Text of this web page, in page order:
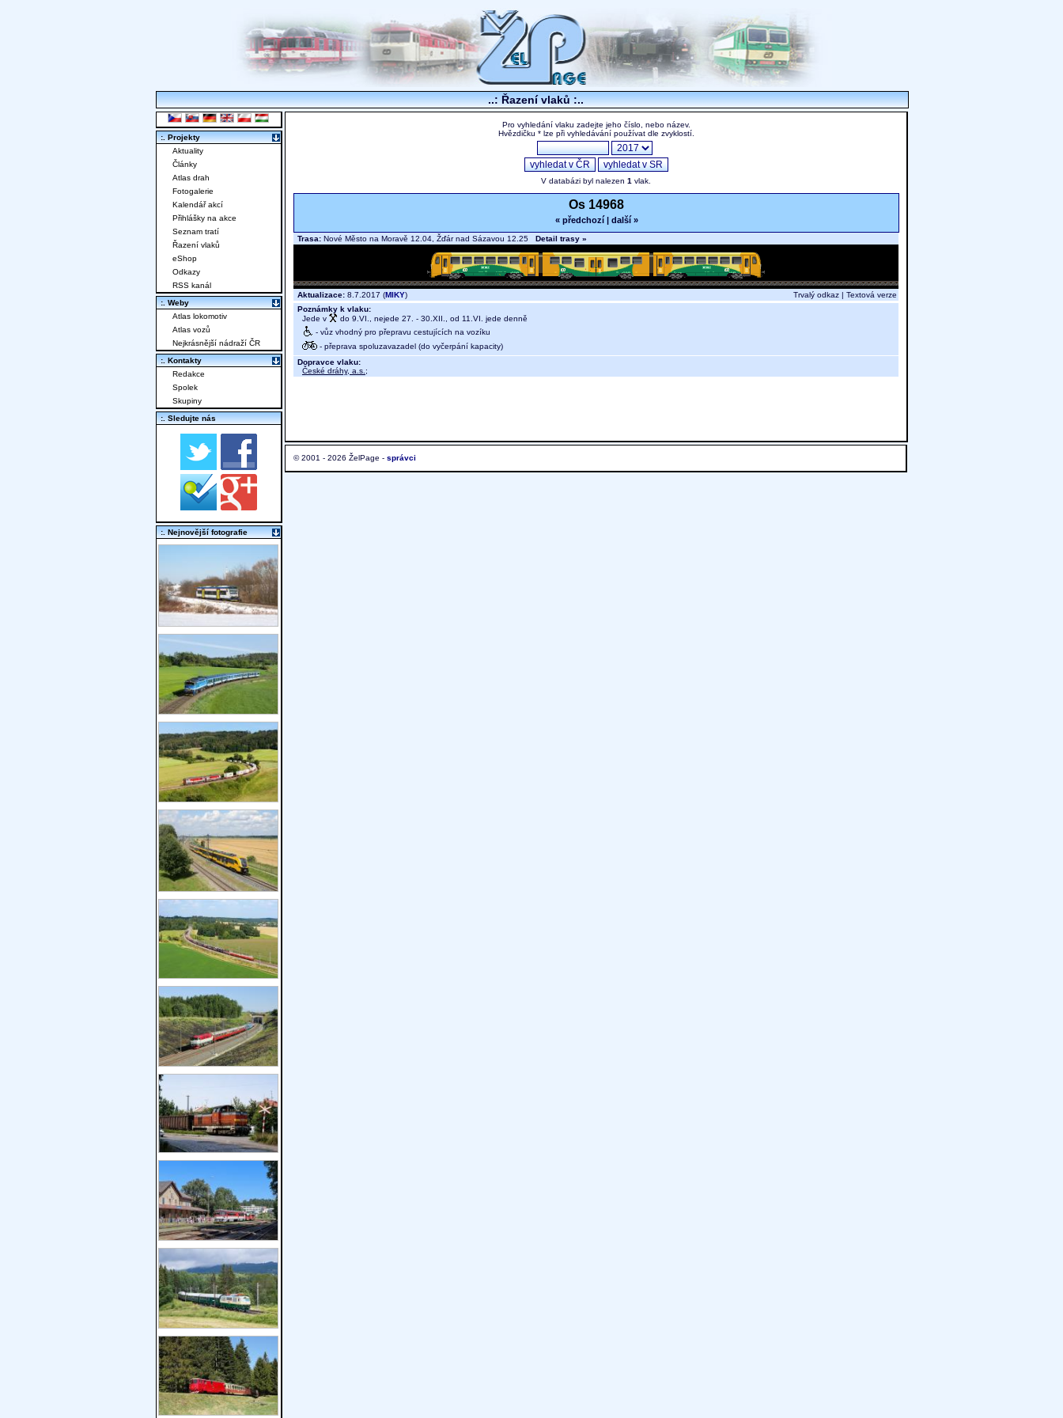
..: Řazení vlaků :..
Pro vyhledání vlaku zadejte jeho číslo, nebo název.
Hvězdičku * lze při vyhledávání používat dle zvyklostí.
V databázi byl nalezen 1 vlak.
Os 14968
« předchozí| další »
Trasa: Nové Město na Moravě 12.04, Žďár nad Sázavou 12.25 Detail trasy »
Aktualizace: 8.7.2017 (MIKY) Trvalý odkaz | Textová verze
Poznámky k vlaku:
Jede v
do 9.VI., nejede 27. - 30.XII., od 11.VI. jede denně
- vůz vhodný pro přepravu cestujících na vozíku
- přeprava spoluzavazadel (do vyčerpání kapacity)
Dopravce vlaku:
České dráhy, a.s. ;
© 2001 - 2026 ŽelPage - správci
:. Projekty
Aktuality
Články
Atlas drah
Fotogalerie
Kalendář akcí
Přihlášky na akce
Seznam tratí
Řazení vlaků
eShop
Odkazy
RSS kanál
:. Weby
Atlas lokomotiv
Atlas vozů
Nejkrásnější nádraží ČR
:. Kontakty
Redakce
Spolek
Skupiny
:. Sledujte nás
:. Nejnovější fotografie